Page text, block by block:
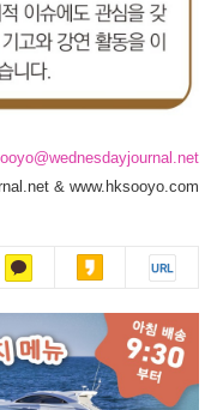
& www.hksooyo.com